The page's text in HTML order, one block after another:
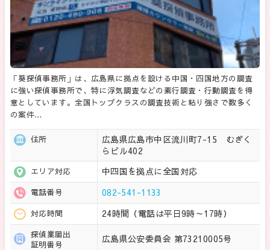
「葵探偵事務所」は、広島県に拠点を設ける中国・四国地方の調査
に強い探偵事務所で、特に浮気調査などの素行調査・行動調査を得
意としています。全国トップクラスの調査技術と粘り強さで数多く
の案件…
住所
広島県広島市中区流川町7-15 むぎく
らビル402
エリア対応 中四国を拠点に全国対応
電話番号 082-541-1133
対応時間 24時間（電話は平日9時～17時）
探偵業届出
証明番号
広島県公安委員会 第73210005号